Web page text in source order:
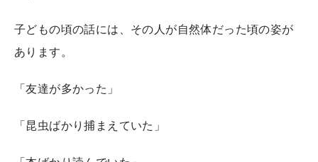
子どもの頃の話には、その人が自然体だった頃の姿が
あります。
「友達が多かった」
「昆虫ばかり捕まえていた」